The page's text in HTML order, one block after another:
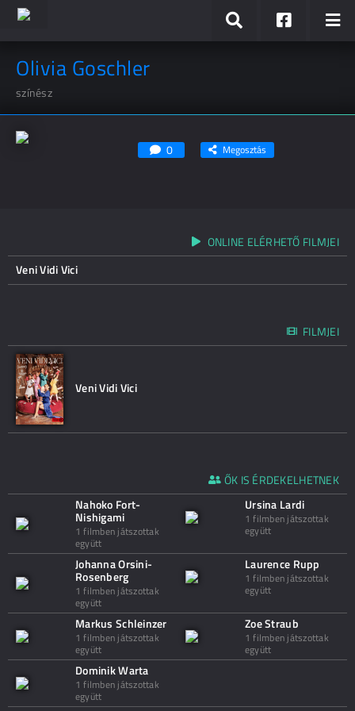
Olivia Goschler
színész
0 Megosztás
ONLINE ELÉRHETŐ FILMJEI
Veni Vidi Vici
FILMJEI
Veni Vidi Vici
ŐK IS ÉRDEKELHETNEK
Nahoko Fort-
Nishigami
1 filmben játszottak
együtt
Ursina Lardi
1 filmben játszottak
együtt
Johanna Orsini-
Rosenberg
1 filmben játszottak
együtt
Laurence Rupp
1 filmben játszottak
együtt
Markus Schleinzer
1 filmben játszottak
együtt
Zoe Straub
1 filmben játszottak
együtt
Dominik Warta
1 filmben játszottak
együtt